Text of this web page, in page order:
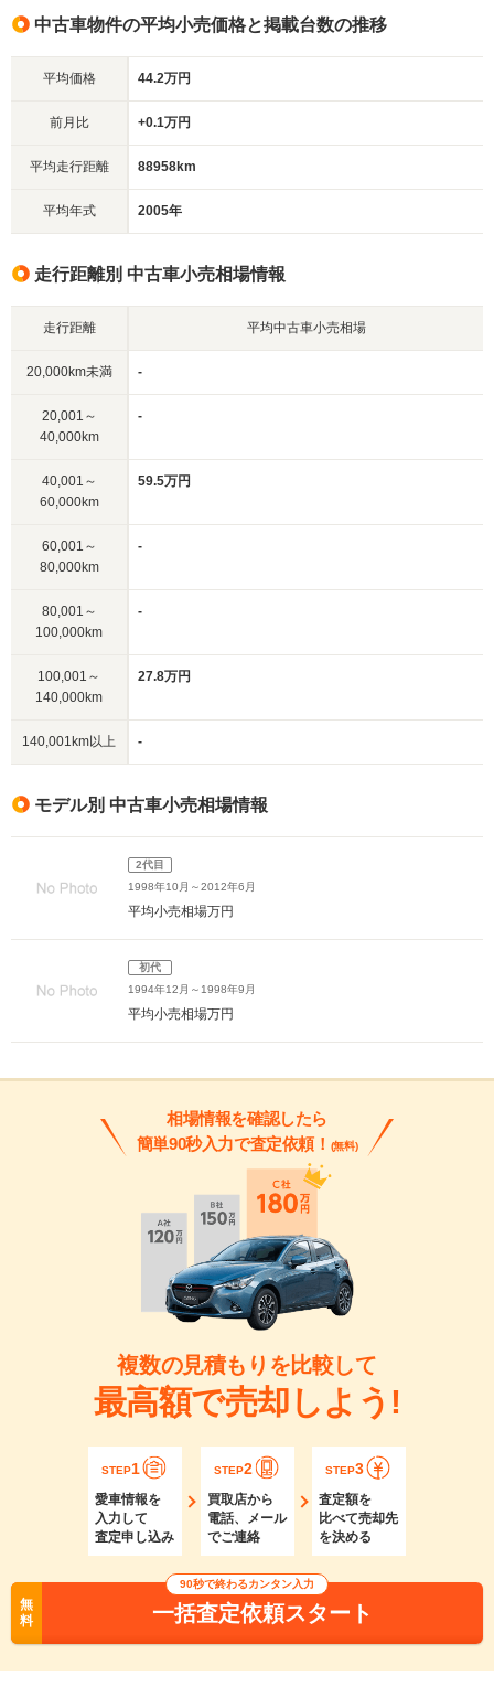
中古車物件の平均小売価格と掲載台数の推移
平均価格 44.2万円
前月比 +0.1万円
平均走行距離 88958km
平均年式 2005年
走行距離別 中古車小売相場情報
走行距離 平均中古車小売相場
20,000km未満 -
20,001～
40,000km
-
40,001～
60,000km
59.5万円
60,001～
80,000km
-
80,001～
100,000km
-
100,001～
140,000km
27.8万円
140,001km以上 -
モデル別 中古車小売相場情報
2代目
1998年10月～2012年6月
平均小売相場万円
初代
1994年12月～1998年9月
平均小売相場万円
相場情報を確認したら
簡単90秒入力で査定依頼！ (無料)
複数の見積もりを比較して
最高額で売却しよう!
STEP1
愛車情報を
入力して
査定申し込み
STEP2
買取店から
電話、メール
でご連絡
STEP3
査定額を
比べて売却先
を決める
無
料
90秒で終わるカンタン入力
一括査定依頼スタート